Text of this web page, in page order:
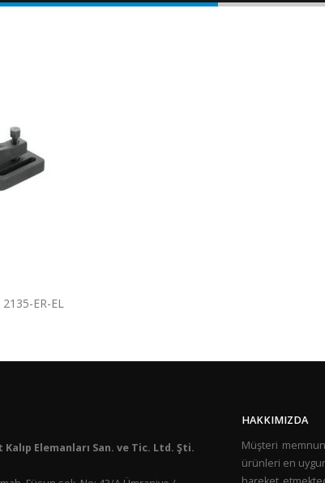
ER-EL
Elemanları San. ve Tic. Ltd. Şti.
HAKKIMIZDA
Müşteri
ürünleri en